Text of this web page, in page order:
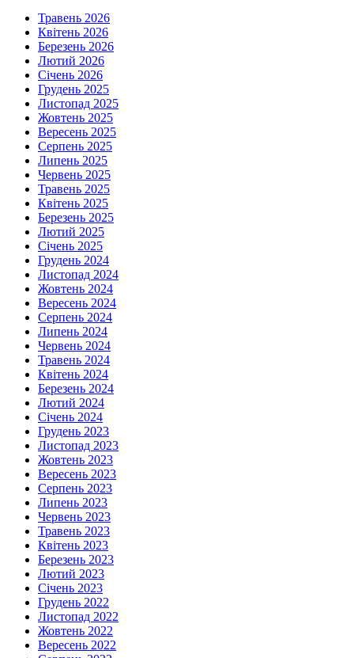
Травень 2026
Квітень 2026
Березень 2026
Лютий 2026
Січень 2026
Грудень 2025
Листопад 2025
Жовтень 2025
Вересень 2025
Серпень 2025
Липень 2025
Червень 2025
Травень 2025
Квітень 2025
Березень 2025
Лютий 2025
Січень 2025
Грудень 2024
Листопад 2024
Жовтень 2024
Вересень 2024
Серпень 2024
Липень 2024
Червень 2024
Травень 2024
Квітень 2024
Березень 2024
Лютий 2024
Січень 2024
Грудень 2023
Листопад 2023
Жовтень 2023
Вересень 2023
Серпень 2023
Липень 2023
Червень 2023
Травень 2023
Квітень 2023
Березень 2023
Лютий 2023
Січень 2023
Грудень 2022
Листопад 2022
Жовтень 2022
Вересень 2022